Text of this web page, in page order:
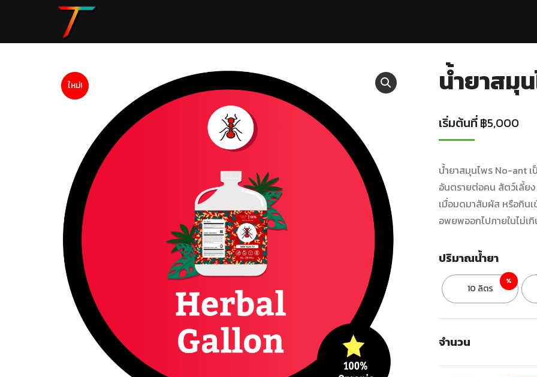
Sale!
ใหม่! น้ำยาสมุ
เริ่มต้นที่฿5,000
น้ำยาสมุนไพร No-ant
อันตรายต่อคน สัตว์เลี้ย
เมื่อมดมาสัมผัส หรือกินเ
อพยพออกไปภายในไม่เ
ปริมาณน้ำยา
10 ลิตร
%
จำนวน